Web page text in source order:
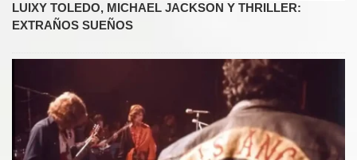
LUIXY TOLEDO, MICHAEL JACKSON Y THRILLER:
EXTRAÑOS SUEÑOS